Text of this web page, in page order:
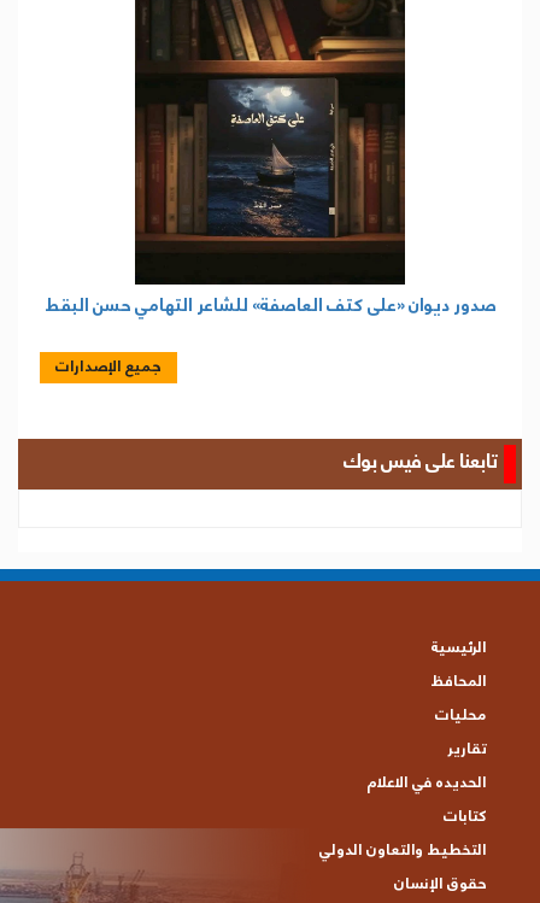
صدور ديوان «على كتف العاصفة» للشاعر التهامي حسن البقط
جميع الإصدارات
تابعنا على فيس بوك
الرئيسية
المحافظ
محليات
تقارير
الحديده في الاعلام
كتابات
التخطيط والتعاون الدولي
حقوق الإنسان